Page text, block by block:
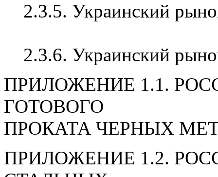
2.3.5. Украинский
2.3.6. Украинский
ПРИЛОЖЕНИЕ 1.1.
ГОТОВОГО
ПРОКАТА ЧЕРНЫХ
ПРИЛОЖЕНИЕ 1.2.